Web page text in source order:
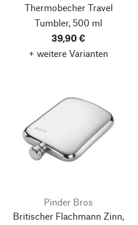
Thermobecher Travel
Tumbler, 500 ml
39,90 €
+ weitere Varianten
Pinder Bros
Britischer Flachmann Zinn,